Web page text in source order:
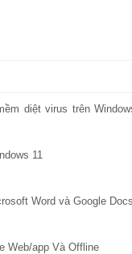
diệt virus trên
11
Word và Google
Web/app Và Offline